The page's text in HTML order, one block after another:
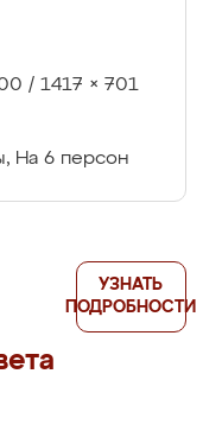
/ 1417 × 701
На 6 персон
УЗНАТЬ
ПОДРОБНОСТИ